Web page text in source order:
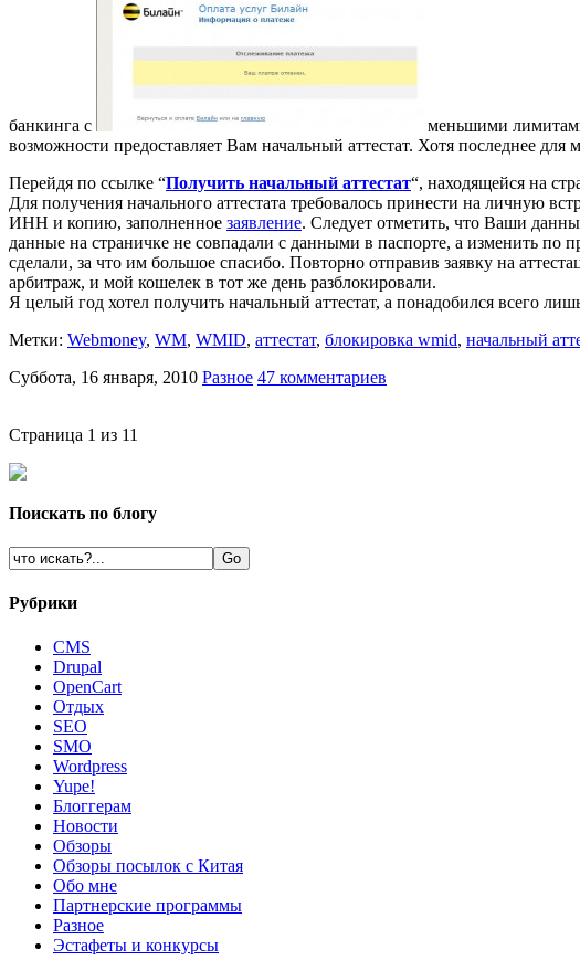
банкинга с
меньшими
возможности предоставляет Вам начальный аттестат. Хотя последнее для
Перейдя по ссылке “Получить начальный аттестат“, находящейся на
Для получения начального аттестата требовалось принести на личную
ИНН и копию, заполненное заявление. Следует отметить, что Ваши
данные на страничке не совпадали с данными в паспорте, а изменить
сделали, за что им большое спасибо. Повторно отправив заявку на
арбитраж, и мой кошелек в тот же день разблокировали.
Я целый год хотел получить начальный аттестат, а понадобился всего
Метки: Webmoney, WM, WMID, аттестат, блокировка wmid, начальный
Суббота, 16 января, 2010 Разное 47 комментариев
Страница 1 из 11
Поискать по блогу
Рубрики
CMS
Drupal
OpenCart
Oтдых
SEO
SMO
Wordpress
Yupe!
Блоггерам
Новости
Обзоры
Обзоры посылок с Китая
Обо мне
Партнерские программы
Разное
Эстафеты и конкурсы